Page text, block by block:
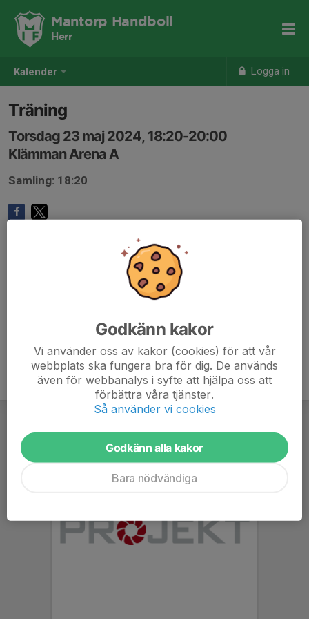
Kalender Logga in
Mantorp Handboll
Herr
Träning
Torsdag 23 maj 2024, 18:20-20:00
Klämman Arena A
Samling: 18:20
Godkänn kakor
Vi använder oss av kakor (cookies) för att vår
webbplats ska fungera bra för dig. De används
även för webbanalys i syfte att hjälpa oss att
förbättra våra tjänster.
Så använder vi cookies
Godkänn alla kakor
Bara nödvändiga